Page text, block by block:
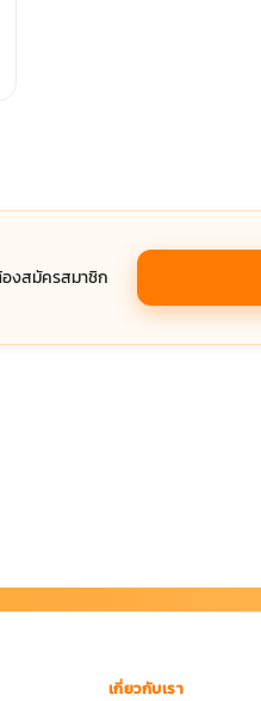
องสมัครสมาชิก
เกี่ยวกับเรา